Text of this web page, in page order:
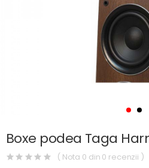
Boxe podea Taga
( Nota 0 din 0 recenzii )